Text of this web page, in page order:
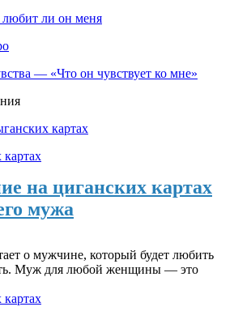
ли он меня
— «Что он чувствует ко мне»
картах
на циганских картах
мужа
о мужчине, который будет любить
Муж для любой женщины — это